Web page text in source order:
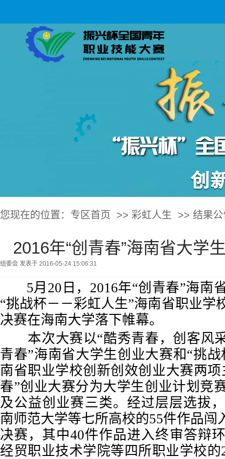
您现在的位置： 专区首页 >> 彩虹人生 >> 结果公
2016年“创青春”海南省大学
组委会 发表于 2016-05-24 15:06:31
5月20日，2016年“创青春”海南
“挑战杯－－彩虹人生”海南省职业学
决赛在海南大学落下帷幕。
本次大赛以“酷秀青春，创客风
青春”海南省大学生创业大赛和“挑
南省职业学校创新创效创业大赛两
春”创业大赛分为大学生创业计划竞
及公益创业赛三类。经过层层选拔
南师范大学等七所高校的55件作品闯
决赛，其中40件作品进入终审答辩
经贸职业技术学院等四所职业学校的